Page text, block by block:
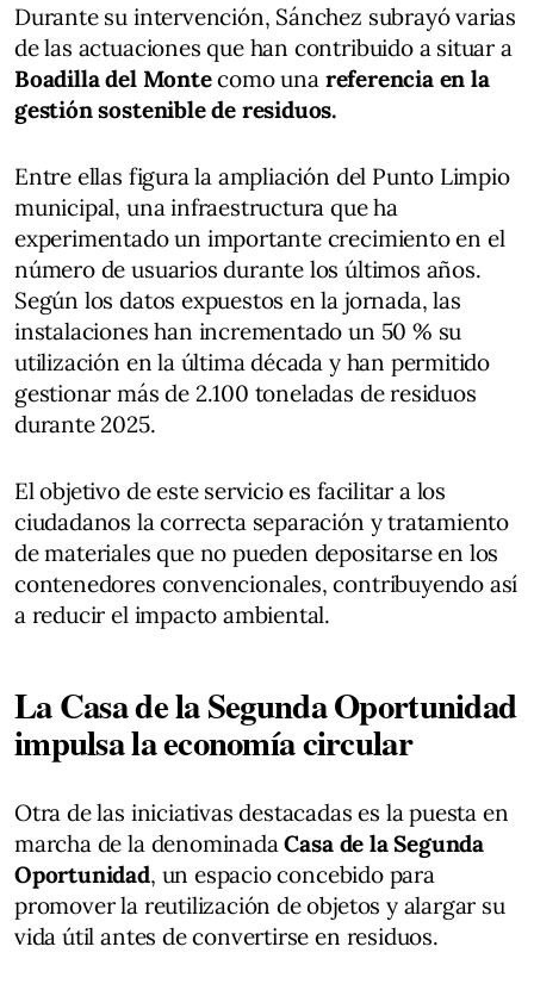
Durante su intervención, Sánchez subrayó varias
de las actuaciones que han contribuido a situar a
Boadilla del Montecomo una referencia en la
gestión sostenible de residuos.
Entre ellas figura la ampliación del Punto Limpio
municipal, una infraestructura que ha
experimentado un importante crecimiento en el
número de usuarios durante los últimos años.
Según los datos expuestos en la jornada, las
instalaciones han incrementado un 50 % su
utilización en la última década y han permitido
gestionar más de 2.100 toneladas de residuos
durante 2025.
El objetivo de este servicio es facilitar a los
ciudadanos la correcta separación y tratamiento
de materiales que no pueden depositarse en los
contenedores convencionales, contribuyendo así
a reducir el impacto ambiental.
La Casa de la Segunda Oportunidad
impulsa la economía circular
Otra de las iniciativas destacadas es la puesta en
marcha de la denominadaCasa de la Segunda
Oportunidad, un espacio concebido para
promover la reutilización de objetos y alargar su
vida útil antes de convertirse en residuos.